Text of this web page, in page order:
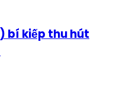
bí kiếp thu hút